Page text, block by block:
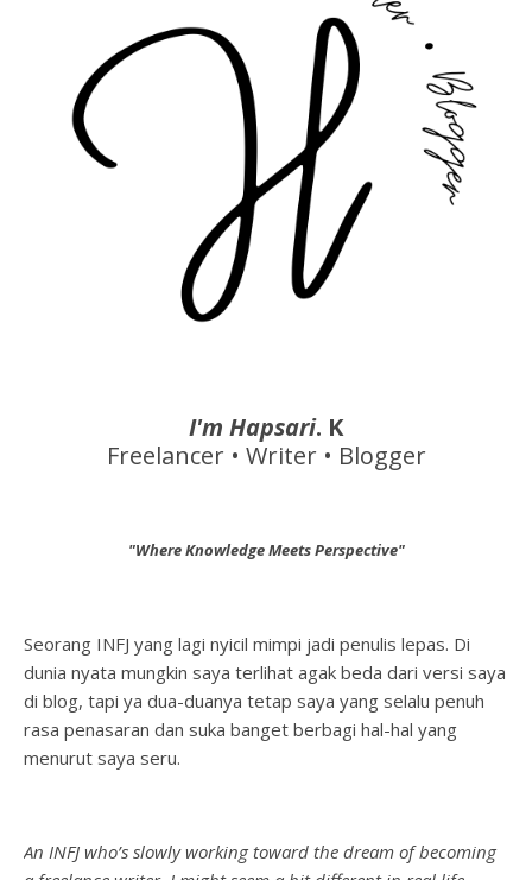
I'm Hapsari. K
Freelancer • Writer • Blogger
"Where Knowledge Meets Perspective"
Seorang INFJ yang lagi nyicil mimpi jadi penulis lepas. Di
dunia nyata mungkin saya terlihat agak beda dari versi saya
di blog, tapi ya dua-duanya tetap saya yang selalu penuh
rasa penasaran dan suka banget berbagi hal-hal yang
menurut saya seru.
An INFJ who’s slowly working toward the dream of becoming